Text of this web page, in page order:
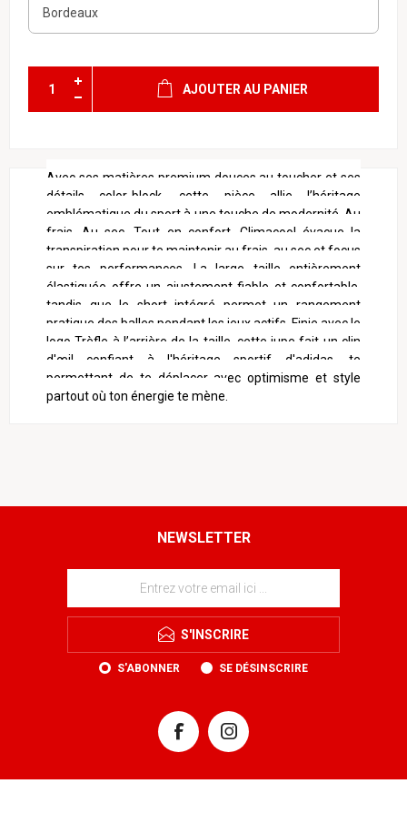
AJOUTER AU PANIER
Avec ses matières premium douces au toucher et ses
détails color-block, cette pièce allie l’héritage
emblématique du sport à une touche de modernité. Au
frais. Au sec. Tout en confort. Climacool évacue la
transpiration pour te maintenir au frais, au sec et focus
sur tes performances. La large taille entièrement
élastiquée offre un ajustement fiable et confortable,
tandis que le short intégré permet un rangement
pratique des balles pendant les jeux actifs. Finie avec le
logo Trèfle à l’arrière de la taille, cette jupe fait un clin
d'œil confiant à l'héritage sportif d'adidas, te
permettant de te déplacer avec optimisme et style
partout où ton énergie te mène.
NEWSLETTER
S'INSCRIRE
S'ABONNER SE DÉSINSCRIRE